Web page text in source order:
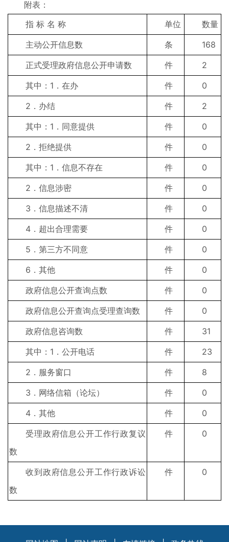
附表：
指 标 名 称
单位
数量
主动公开信息数
条
168
正式受理政府信息公开申请数
件
2
其中：1．在办
件
0
2．办结
件
2
其中：1．同意提供
件
0
2．拒绝提供
件
0
其中：1．信息不存在
件
0
2．信息涉密
件
0
3．信息描述不清
件
0
4．超出合理需要
件
0
5．第三方不同意
件
0
6．其他
件
0
政府信息公开查询点数
件
0
政府信息公开查询点受理查询数
件
0
政府信息咨询数
件
31
其中：1．公开电话
件
23
2．服务窗口
件
8
3．网络信箱（论坛）
件
0
4．其他
件
0
受理政府信息公开工作行政复议
数
件 0
收到政府信息公开工作行政诉讼
数
件 0